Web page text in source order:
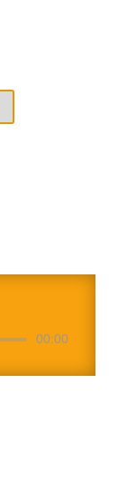
00:00